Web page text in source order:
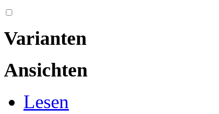
Varianten
Ansichten
Lesen